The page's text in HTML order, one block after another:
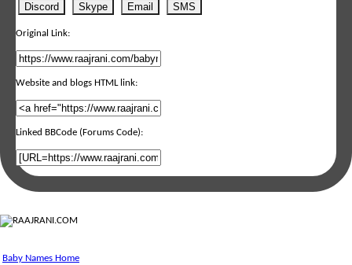
Discord
Skype Email SMS
Original Link:
Website and blogs HTML link:
Linked BBCode (Forums Code):
Baby Names Home